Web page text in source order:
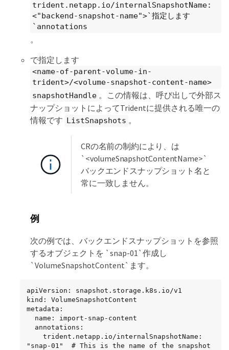
trident.netapp.io/internalSnapshotName:
<"backend-snapshot-name">`指定します
`annotations
。
で指定します
<name-of-parent-volume-in-
trident>/<volume-snapshot-content-name>
snapshotHandle 。この情報は、呼び出しで外部ス
ナップショットによってTridentに提供される唯一の
情報です
ListSnapshots 。
CRの名前の制約により、は
`<volumeSnapshotContentName>`
バックエンドスナップショット名と
常に一致しません。
例
次の例では、バックエンドスナップショットを参照
するオブジェクトを `snap-01`作成し
`VolumeSnapshotContent`ます。
apiVersion: snapshot.storage.k8s.io/v1
kind: VolumeSnapshotContent
metadata:
"snap-01"  # This is the name of the snapshot